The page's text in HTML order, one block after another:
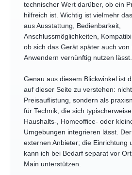
technischer Wert darüber, ob ein
hilfreich ist. Wichtig ist vielmehr
aus Ausstattung, Bedienbarkeit,
Anschlussmöglichkeiten,
ob sich das Gerät später auch von
Anwendern vernünftig nutzen lässt.
Genau aus diesem Blickwinkel ist
auf dieser Seite zu verstehen:
Preisauflistung, sondern als
für Technik, die sich
Haushalts-, Homeoffice- oder
Umgebungen integrieren lässt.
externen Anbieter; die Einrichtung
kann ich bei Bedarf separat vor
Main unterstützen.